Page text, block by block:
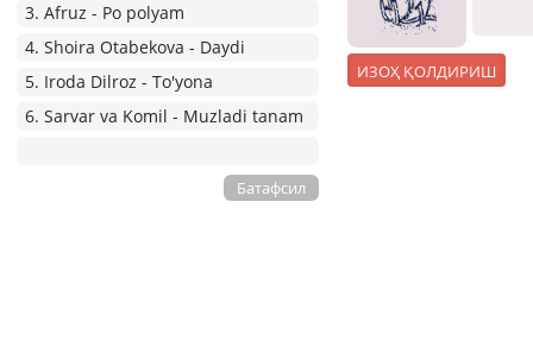
3. Afruz - Po polyam
4. Shoira Otabekova - Daydi
5. Iroda Dilroz - To'yona
6. Sarvar va Komil - Muzladi tanam
Батафсил